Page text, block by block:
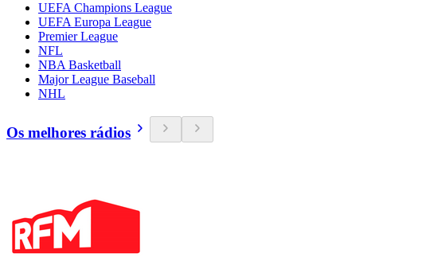
UEFA Champions League
UEFA Europa League
Premier League
NFL
NBA Basketball
Major League Baseball
NHL
Os melhores rádios